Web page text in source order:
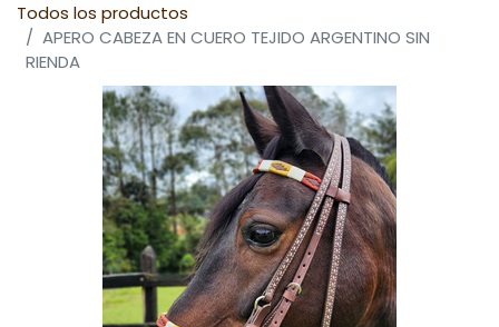
Todos los productos
APERO CABEZA EN CUERO TEJIDO ARGENTINO SIN
RIENDA